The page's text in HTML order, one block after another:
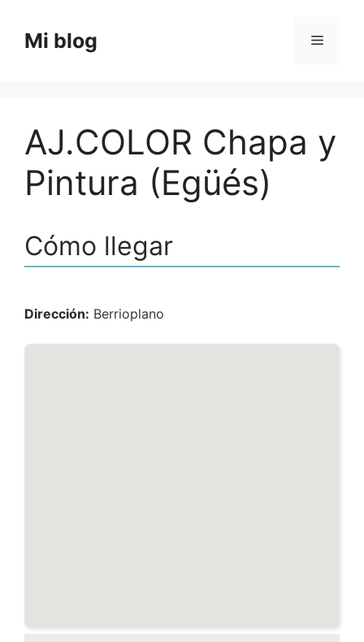
contenido
Mi blog Menú
AJ.COLOR Chapa y
Pintura (Egüés)
Cómo llegar
Dirección: Berrioplano